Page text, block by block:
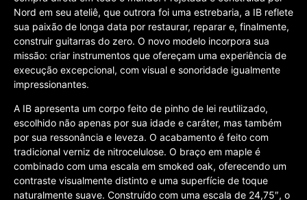
Nord em seu ateliê, que outrora foi uma estrebaria, a IB reflete
sua paixão de longa data por restaurar, reparar e, finalmente,
construir guitarras do zero. O novo modelo incorpora sua
missão: criar instrumentos que ofereçam uma experiência de
execução excepcional, com visual e sonoridade igualmente
impressionantes.
A IB apresenta um corpo feito de pinho de lei reutilizado,
escolhido não apenas por sua idade e caráter, mas também
por sua ressonância e leveza. O acabamento é feito com
tradicional verniz de nitrocelulose. O braço em maple é
combinado com uma escala em smoked oak, oferecendo um
contraste visualmente distinto e uma superfície de toque
naturalmente suave. Construído com uma escala de 24,75″, o